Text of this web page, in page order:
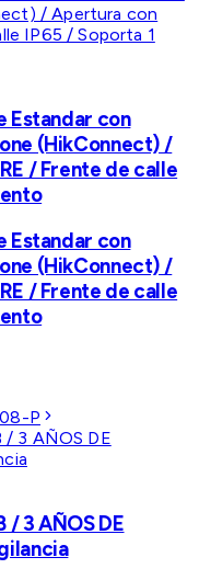
Estandar con
(HikConnect) /
/ Frente de calle
Estandar con
(HikConnect) /
/ Frente de calle
P
/ 3 AÑOS DE